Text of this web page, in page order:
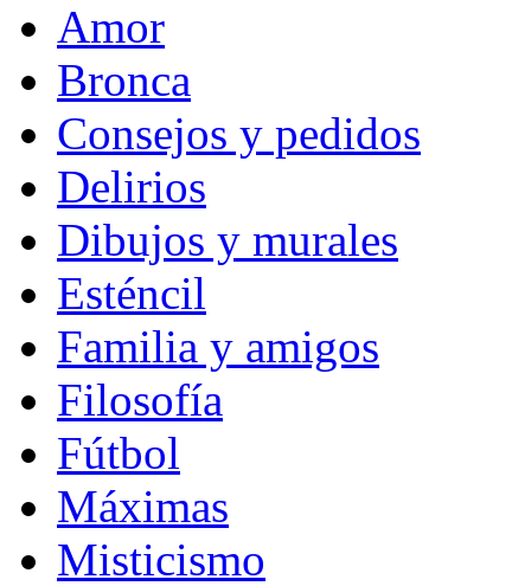
Amor
Bronca
Consejos y pedidos
Delirios
Dibujos y murales
Esténcil
Familia y amigos
Filosofía
Fútbol
Máximas
Misticismo